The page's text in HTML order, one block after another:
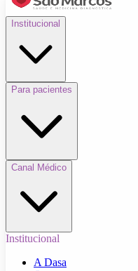
Institucional
Para pacientes
Canal Médico
Institucional
A Dasa